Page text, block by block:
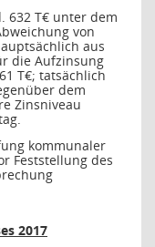
632 T€ unter dem
von
aus
die Aufzinsung
T€; tatsächlich
dem
Zinsniveau
kommunaler
Feststellung des
2017